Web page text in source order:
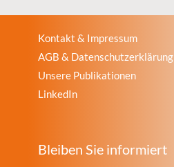
Kontakt & Impressum
AGB & Datenschutzerklärung
Unsere Publikationen
LinkedIn
Bleiben Sie informiert